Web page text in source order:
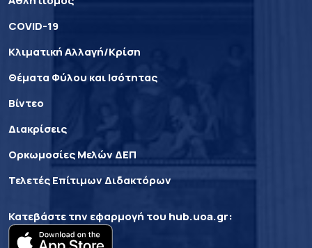
COVID-19
Κλιματική Αλλαγή/Κρίση
Θέματα Φύλου και Ισότητας
Βίντεο
Διακρίσεις
Ορκωμοσίες Μελών ΔΕΠ
Τελετές Επίτιμων Διδακτόρων
Κατεβάστε την εφαρμογή του hub.uoa.gr: